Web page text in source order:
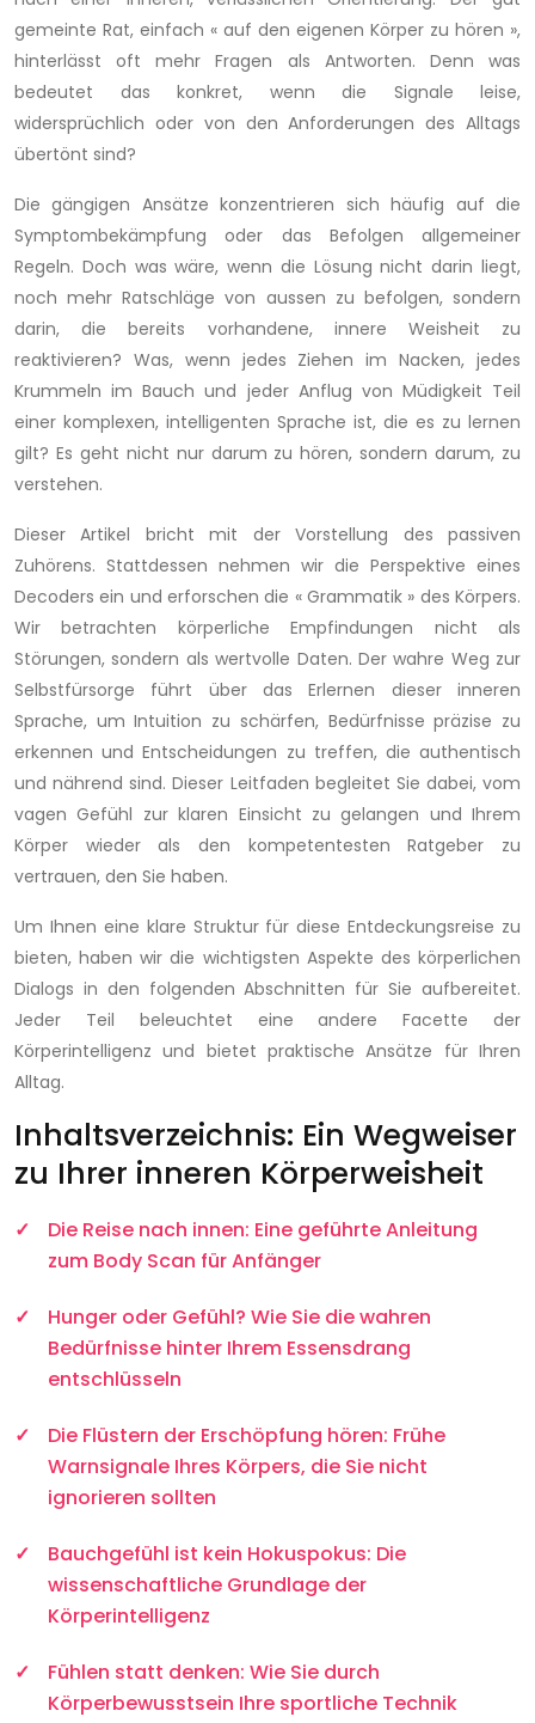
gemeinte Rat, einfach « auf den eigenen Körper zu hören »,
hinterlässt oft mehr Fragen als Antworten. Denn was
bedeutet das konkret, wenn die Signale leise,
widersprüchlich oder von den Anforderungen des Alltags
übertönt sind?
Die gängigen Ansätze konzentrieren sich häufig auf die
Symptombekämpfung oder das Befolgen allgemeiner
Regeln. Doch was wäre, wenn die Lösung nicht darin liegt,
noch mehr Ratschläge von aussen zu befolgen, sondern
darin, die bereits vorhandene, innere Weisheit zu
reaktivieren? Was, wenn jedes Ziehen im Nacken, jedes
Krummeln im Bauch und jeder Anflug von Müdigkeit Teil
einer komplexen, intelligenten Sprache ist, die es zu lernen
gilt? Es geht nicht nur darum zu hören, sondern darum, zu
verstehen.
Dieser Artikel bricht mit der Vorstellung des passiven
Zuhörens. Stattdessen nehmen wir die Perspektive eines
Decoders ein und erforschen die « Grammatik » des Körpers.
Wir betrachten körperliche Empfindungen nicht als
Störungen, sondern als wertvolle Daten. Der wahre Weg zur
Selbstfürsorge führt über das Erlernen dieser inneren
Sprache, um Intuition zu schärfen, Bedürfnisse präzise zu
erkennen und Entscheidungen zu treffen, die authentisch
und nährend sind. Dieser Leitfaden begleitet Sie dabei, vom
vagen Gefühl zur klaren Einsicht zu gelangen und Ihrem
Körper wieder als den kompetentesten Ratgeber zu
vertrauen, den Sie haben.
Um Ihnen eine klare Struktur für diese Entdeckungsreise zu
bieten, haben wir die wichtigsten Aspekte des körperlichen
Dialogs in den folgenden Abschnitten für Sie aufbereitet.
Jeder Teil beleuchtet eine andere Facette der
Körperintelligenz und bietet praktische Ansätze für Ihren
Alltag.
Inhaltsverzeichnis: Ein Wegweiser
zu Ihrer inneren Körperweisheit
Die Reise nach innen: Eine geführte Anleitung
zum Body Scan für Anfänger
Hunger oder Gefühl? Wie Sie die wahren
Bedürfnisse hinter Ihrem Essensdrang
entschlüsseln
Die Flüstern der Erschöpfung hören: Frühe
Warnsignale Ihres Körpers, die Sie nicht
ignorieren sollten
Bauchgefühl ist kein Hokuspokus: Die
wissenschaftliche Grundlage der
Körperintelligenz
Fühlen statt denken: Wie Sie durch
Körperbewusstsein Ihre sportliche Technik